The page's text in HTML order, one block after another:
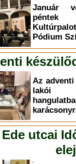
Január
Pódium
Az
lakói
utcai